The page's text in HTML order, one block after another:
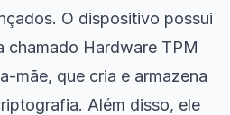
O dispositivo possui
chamado Hardware TPM
mãe, que cria e armazena
Além disso, ele